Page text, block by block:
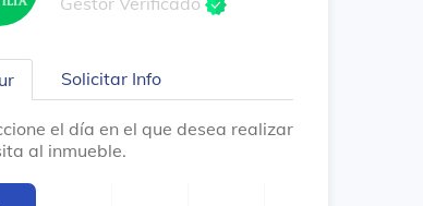
Solicitar Info
el día en el que desea realizar
al inmueble.